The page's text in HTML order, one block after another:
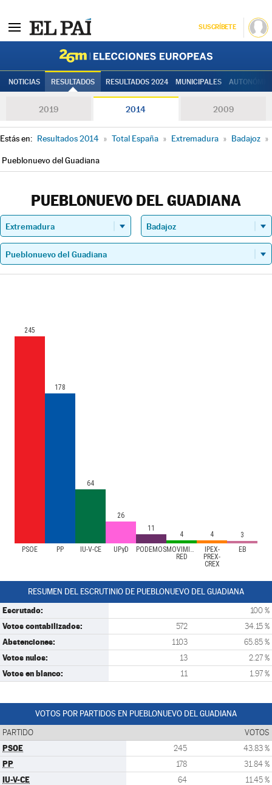
SUSCRÍBETE
NOTICIAS RESULTADOS RESULTADOS 2024 MUNICIPALES
2019 2014 2009
Estás en: Resultados 2014 » Total España » Extremadura » Badajoz »
Pueblonuevo del Guadiana
PUEBLONUEVO DEL GUADIANA
PSOE PP IU-V-CE UPyD PODEMOSMOVIMIENTO
RED
IPEX-
PREX-
CREX
EB
245
178
64
26
11
4 4 3
RESUMEN DEL ESCRUTINIO DE PUEBLONUEVO DEL GUADIANA
Escrutado: 100 %
Votos contabilizados: 572 34.15 %
Abstenciones: 1103 65.85 %
Votos nulos: 13 2.27 %
Votos en blanco: 11 1.97 %
VOTOS POR PARTIDOS EN PUEBLONUEVO DEL GUADIANA
PARTIDO VOTOS
PSOE 245 43.83 %
PP 178 31.84 %
IU-V-CE 64 11.45 %